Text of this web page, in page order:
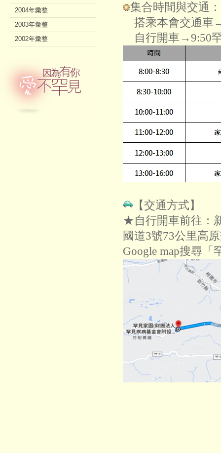
集合時間與交通：
搭乘本會交通車
自行開車→9:50
【交通方式】
★自行開車前往：
國道3號73公里高
Google map搜尋
2004年彙整
2003年彙整
2002年彙整